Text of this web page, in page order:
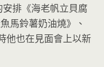
排《海老帆立貝腐
馬鈴薯奶油燒》、
他也在見面會上以新